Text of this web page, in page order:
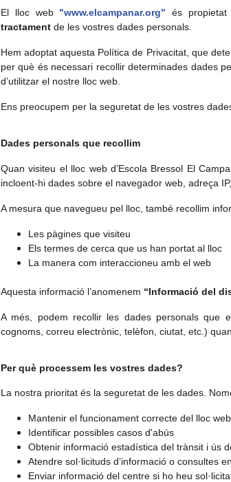
El lloc web "www.elcampanar.org"és propietat
tractament de les vostres dades personals.
Hem adoptat aquesta Política de Privacitat, que
per què és necessari recollir determinades dades
d’utilitzar el nostre lloc web.
Ens preocupem per la seguretat de les vostres
Dades personals que recollim
Quan visiteu el lloc web d’Escola Bressol El
incloent-hi dades sobre el navegador web, adreça
A mesura que navegueu pel lloc, també recollim
Les pàgines que visiteu
Els termes de cerca que us han portat al lloc
La manera com interaccioneu amb el web
Aquesta informació l’anomenem “Informació del
A més, podem recollir les dades personals que
cognoms, correu electrònic, telèfon, ciutat, etc.)
Per què processem les vostres dades?
La nostra prioritat és la seguretat de les dades.
Mantenir el funcionament correcte del lloc web
Identificar possibles casos d'abús
Obtenir informació estadística del trànsit i ús
Atendre sol·licituds d’informació o consultes
Enviar informació del centre si ho heu